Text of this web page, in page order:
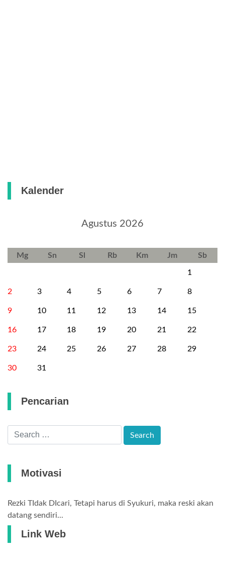
Kalender
Agustus 2026
Mg Sn Sl Rb Km Jm Sb
1
2 3 4 5 6 7 8
9 10 11 12 13 14 15
16 17 18 19 20 21 22
23 24 25 26 27 28 29
30 31
Pencarian
Motivasi
Rezki TIdak DIcari, Tetapi harus di Syukuri, maka reski akan
datang sendiri...
Link Web